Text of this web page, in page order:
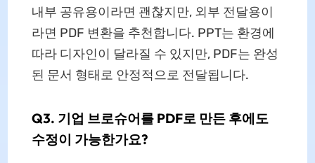
내부 공유용이라면 괜찮지만, 외부 전달용이
라면 PDF 변환을 추천합니다. PPT는 환경에
따라 디자인이 달라질 수 있지만, PDF는 완성
된 문서 형태로 안정적으로 전달됩니다.
Q3. 기업 브로슈어를 PDF로 만든 후에도
수정이 가능한가요?